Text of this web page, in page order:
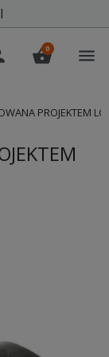
shopping_basket
0 menu
PROJEKTEM